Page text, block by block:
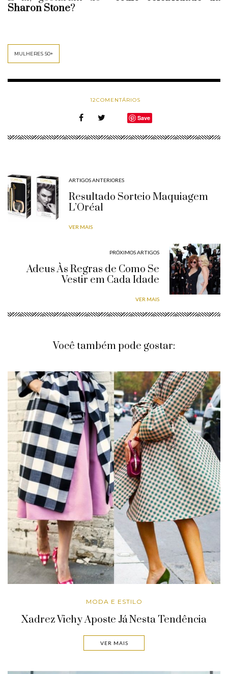
Sharon Stone?
MULHERES 50+
12COMENTÁRIOS
Save
ARTIGOS ANTERIORES
Resultado Sorteio Maquiagem
L’Oréal
VER MAIS
PRÓXIMOS ARTIGOS
Adeus Às Regras de Como Se
Vestir em Cada Idade
VER MAIS
Você também pode gostar:
MODA E ESTILO
Xadrez Vichy Aposte Já Nesta Tendência
VER MAIS